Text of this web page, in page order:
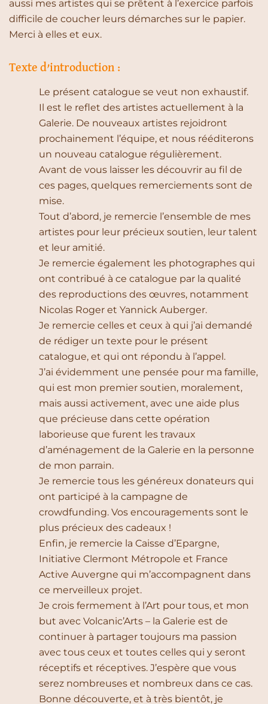
aussi mes artistes qui se prêtent à l’exercice parfois
difficile de coucher leurs démarches sur le papier.
Merci à elles et eux.
Texte d’introduction :
Le présent catalogue se veut non exhaustif.
Il est le reflet des artistes actuellement à la
Galerie. De nouveaux artistes rejoidront
prochainement l’équipe, et nous rééditerons
un nouveau catalogue régulièrement.
Avant de vous laisser les découvrir au fil de
ces pages, quelques remerciements sont de
mise.
Tout d’abord, je remercie l’ensemble de mes
artistes pour leur précieux soutien, leur talent
et leur amitié.
Je remercie également les photographes qui
ont contribué à ce catalogue par la qualité
des reproductions des œuvres, notamment
Nicolas Roger et Yannick Auberger.
Je remercie celles et ceux à qui j’ai demandé
de rédiger un texte pour le présent
catalogue, et qui ont répondu à l’appel.
J’ai évidemment une pensée pour ma famille,
qui est mon premier soutien, moralement,
mais aussi activement, avec une aide plus
que précieuse dans cette opération
laborieuse que furent les travaux
d’aménagement de la Galerie en la personne
de mon parrain.
Je remercie tous les généreux donateurs qui
ont participé à la campagne de
crowdfunding. Vos encouragements sont le
plus précieux des cadeaux !
Enfin, je remercie la Caisse d’Epargne,
Initiative Clermont Métropole et France
Active Auvergne qui m’accompagnent dans
ce merveilleux projet.
Je crois fermement à l’Art pour tous, et mon
but avec Volcanic’Arts – la Galerie est de
continuer à partager toujours ma passion
avec tous ceux et toutes celles qui y seront
réceptifs et réceptives. J’espère que vous
serez nombreuses et nombreux dans ce cas.
Bonne découverte, et à très bientôt, je